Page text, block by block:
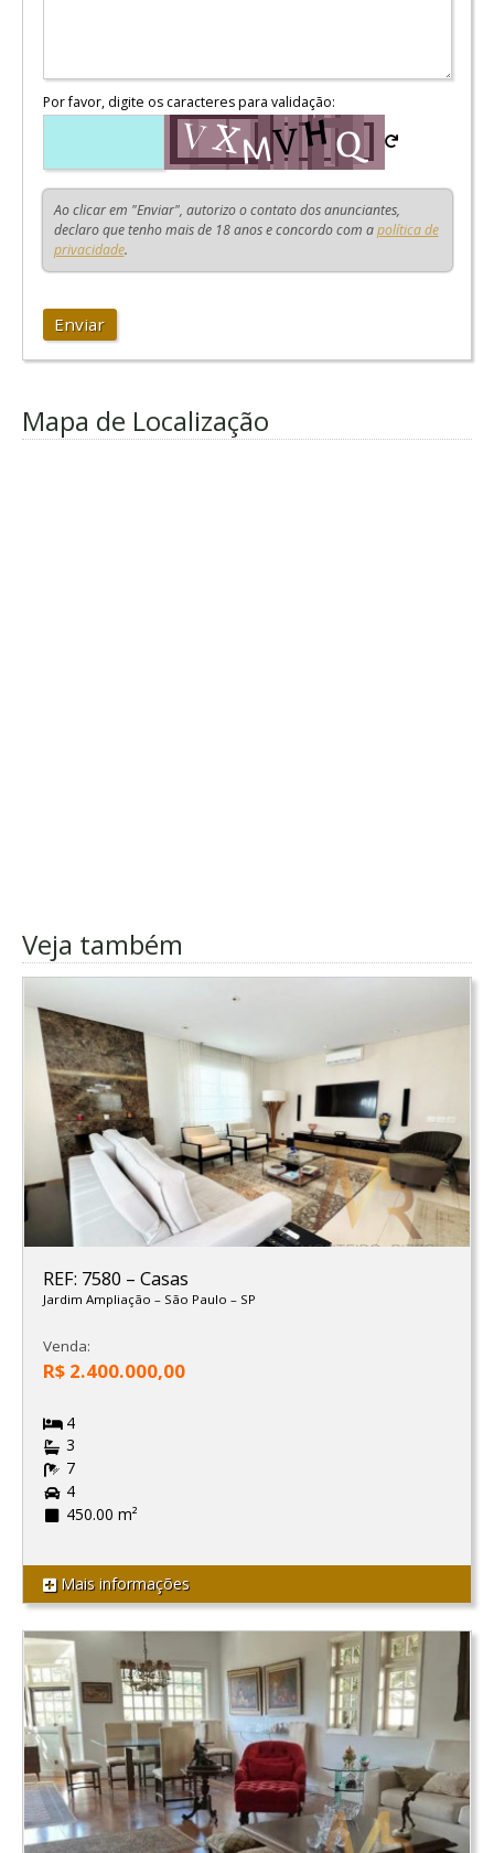
Por favor, digite os caracteres para validação:
Ao clicar em "Enviar", autorizo o contato dos anunciantes,
declaro que tenho mais de 18 anos e concordo com apolítica de
privacidade.
Enviar
Mapa de Localização
Veja também
REF: 7580 – Casas
Jardim Ampliação – São Paulo – SP
Venda:
R$ 2.400.000,00
4
3
7
4
450.00 m²
Mais informações